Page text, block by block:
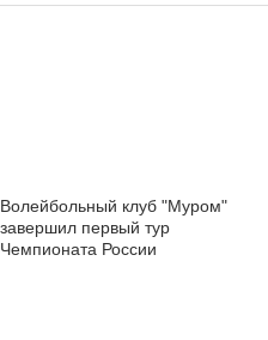
Волейбольный клуб "Муром"
завершил первый тур
Чемпионата России